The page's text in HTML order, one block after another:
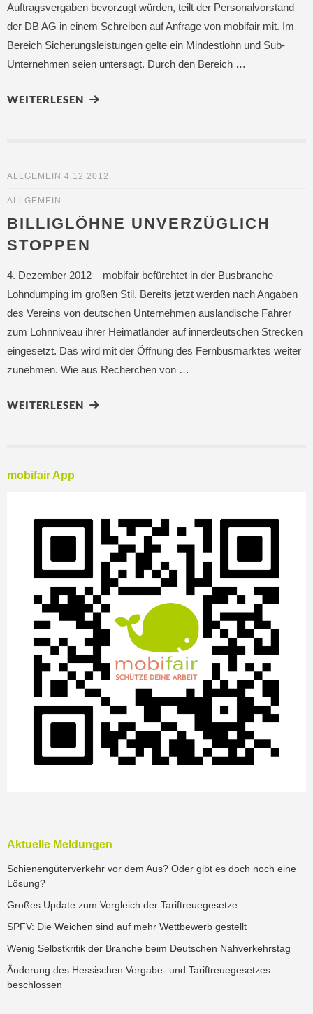
Auftragsvergaben bevorzugt würden, teilt der Personalvorstand
der DB AG in einem Schreiben auf Anfrage von mobifair mit. Im
Bereich Sicherungsleistungen gelte ein Mindestlohn und Sub-
Unternehmen seien untersagt. Durch den Bereich …
WEITERLESEN
ALLGEMEIN 4.12.2012
ALLGEMEIN
BILLIGLÖHNE UNVERZÜGLICH
STOPPEN
4. Dezember 2012 – mobifair befürchtet in der Busbranche
Lohndumping im großen Stil. Bereits jetzt werden nach Angaben
des Vereins von deutschen Unternehmen ausländische Fahrer
zum Lohnniveau ihrer Heimatländer auf innerdeutschen Strecken
eingesetzt. Das wird mit der Öffnung des Fernbusmarktes weiter
zunehmen. Wie aus Recherchen von …
WEITERLESEN
mobifair App
Aktuelle Meldungen
Schienengüterverkehr vor dem Aus? Oder gibt es doch noch eine
Lösung?
Großes Update zum Vergleich der Tariftreuegesetze
SPFV: Die Weichen sind auf mehr Wettbewerb gestellt
Wenig Selbstkritik der Branche beim Deutschen Nahverkehrstag
Änderung des Hessischen Vergabe- und Tariftreuegesetzes
beschlossen